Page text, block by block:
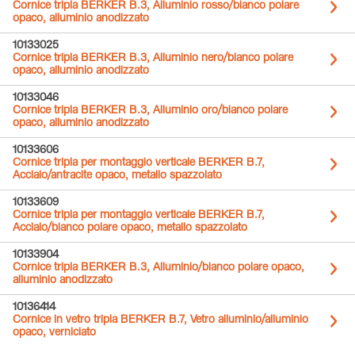
Cornice tripla BERKER B.3, Alluminio rosso/bianco polare
opaco, alluminio anodizzato
10133025
Cornice tripla BERKER B.3, Alluminio nero/bianco polare
opaco, alluminio anodizzato
10133046
Cornice tripla BERKER B.3, Alluminio oro/bianco polare
opaco, alluminio anodizzato
10133606
Cornice tripla per montaggio verticale BERKER B.7,
Acciaio/antracite opaco, metallo spazzolato
10133609
Cornice tripla per montaggio verticale BERKER B.7,
Acciaio/bianco polare opaco, metallo spazzolato
10133904
Cornice tripla BERKER B.3, Alluminio/bianco polare opaco,
alluminio anodizzato
10136414
Cornice in vetro tripla BERKER B.7, Vetro alluminio/alluminio
opaco, verniciato